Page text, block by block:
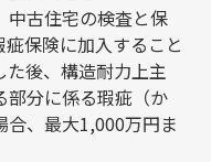
中古住宅の検査と保
保険に加入すること
後、構造耐力上主
部分に係る瑕疵（か
合、最大1,000万円ま